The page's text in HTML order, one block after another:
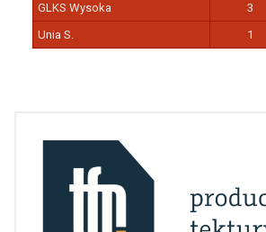
GLKS Wysoka 3
Unia S.
1